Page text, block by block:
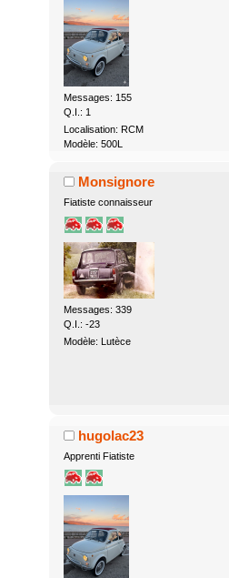
Messages: 155
Q.I.: 1
Localisation: RCM
Modèle: 500L
Monsignore
Fiatiste connaisseur
Messages: 339
Q.I.: -23
Modèle: Lutèce
hugolac23
Apprenti Fiatiste